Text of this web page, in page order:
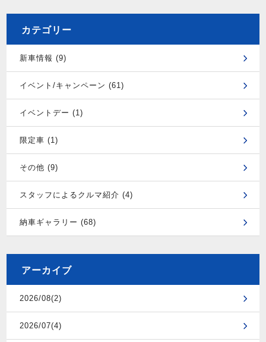
カテゴリー
新車情報 (9)
イベント/キャンペーン (61)
イベントデー (1)
限定車 (1)
その他 (9)
スタッフによるクルマ紹介 (4)
納車ギャラリー (68)
アーカイブ
2026/08(2)
2026/07(4)